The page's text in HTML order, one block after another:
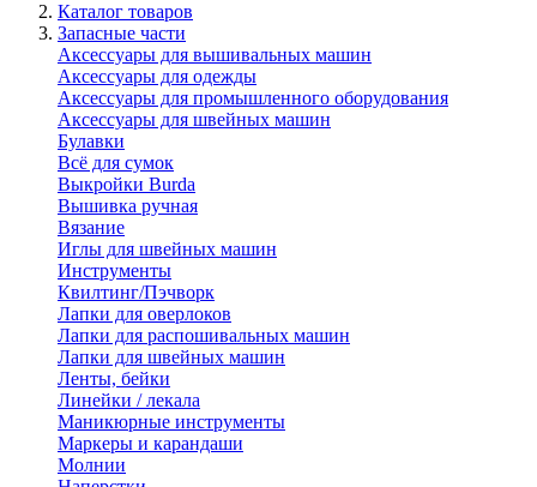
Каталог товаров
Запасные части
Аксессуары для вышивальных машин
Аксессуары для одежды
Аксессуары для промышленного оборудования
Аксессуары для швейных машин
Булавки
Всё для сумок
Выкройки Burda
Вышивка ручная
Вязание
Иглы для швейных машин
Инструменты
Квилтинг/Пэчворк
Лапки для оверлоков
Лапки для распошивальных машин
Лапки для швейных машин
Ленты, бейки
Линейки / лекала
Маникюрные инструменты
Маркеры и карандаши
Молнии